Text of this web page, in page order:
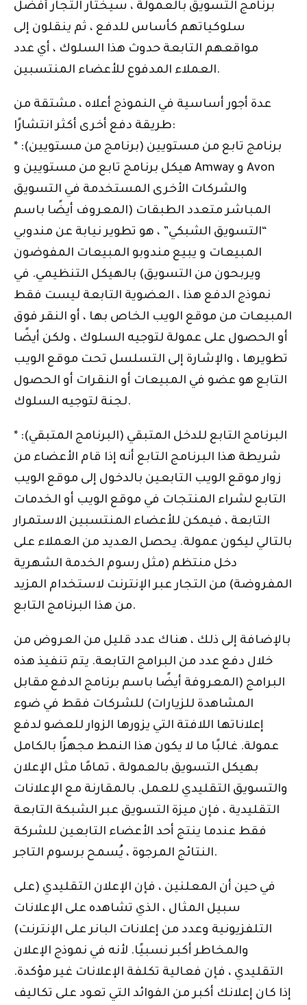
برنامج التسويق بالعمولة ، سيختار التجار أفضل
سلوكياتهم كأساس للدفع ، ثم ينقلون إلى
مواقعهم التابعة حدوث هذا السلوك ، أي عدد
العملاء المدفوع للأعضاء المنتسبين.
عدة أجور أساسية في النموذج أعلاه ، مشتقة من
طريقة دفع أخرى أكثر انتشارًا:
* برنامج تابع من مستويين (برنامج من مستويين):
هيكل برنامج تابع من مستويين و Amway و Avon
والشركات الأخرى المستخدمة في التسويق
المباشر متعدد الطبقات (المعروف أيضًا باسم
“التسويق الشبكي” ، هو تطوير نيابة عن مندوبي
المبيعات و يبيع مندوبو المبيعات المفوضون
ويربحون من التسويق) بالهيكل التنظيمي. في
نموذج الدفع هذا ، العضوية التابعة ليست فقط
المبيعات من موقع الويب الخاص بها ، أو النقر فوق
أو الحصول على عمولة لتوجيه السلوك ، ولكن أيضًا
تطويرها ، والإشارة إلى التسلسل تحت موقع الويب
التابع هو عضو في المبيعات أو النقرات أو الحصول
لجنة لتوجيه السلوك.
* البرنامج التابع للدخل المتبقي (البرنامج المتبقي):
شريطة هذا البرنامج التابع أنه إذا قام الأعضاء من
زوار موقع الويب التابعين بالدخول إلى موقع الويب
التابع لشراء المنتجات في موقع الويب أو الخدمات
التابعة ، فيمكن للأعضاء المنتسبين الاستمرار
بالتالي ليكون عمولة. يحصل العديد من العملاء على
دخل منتظم (مثل رسوم الخدمة الشهرية
المفروضة) من التجار عبر الإنترنت لاستخدام المزيد
من هذا البرنامج التابع.
بالإضافة إلى ذلك ، هناك عدد قليل من العروض من
خلال دفع عدد من البرامج التابعة. يتم تنفيذ هذه
البرامج (المعروفة أيضًا باسم برنامج الدفع مقابل
المشاهدة للزيارات) للشركات فقط في ضوء
إعلاناتها اللافتة التي يزورها الزوار للعضو لدفع
عمولة. غالبًا ما لا يكون هذا النمط مجهزًا بالكامل
بهيكل التسويق بالعمولة ، تمامًا مثل الإعلان
والتسويق التقليدي للعمل. بالمقارنة مع الإعلانات
التقليدية ، فإن ميزة التسويق عبر الشبكة التابعة
فقط عندما ينتج أحد الأعضاء التابعين للشركة
النتائج المرجوة ، يُسمح برسوم التاجر.
في حين أن المعلنين ، فإن الإعلان التقليدي (على
سبيل المثال ، الذي تشاهده على الإعلانات
التلفزيونية وعدد من إعلانات البانر على الإنترنت)
والمخاطر أكبر نسبيًا. لأنه في نموذج الإعلان
التقليدي ، فإن فعالية تكلفة الإعلانات غير مؤكدة.
إذا كان إعلانك أكبر من الفوائد التي تعود على تكاليف